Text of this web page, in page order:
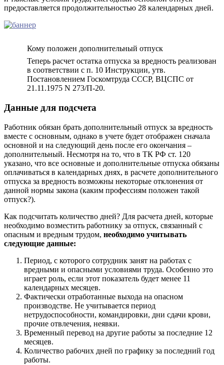
предоставляется продолжительностью 28 календарных дней.
Кому положен дополнительный отпуск
Теперь расчет остатка отпуска за вредность реализован
в соответствии с п. 10 Инструкции, утв.
Постановлением Госкомтруда СССР, ВЦСПС от
21.11.1975 N 273/П-20.
Данные для подсчета
Работник обязан брать дополнительный отпуск за вредность
вместе с основным, однако в учете будет отображен сначала
основной и на следующий день после его окончания –
дополнительный. Несмотря на то, что в ТК РФ ст. 120
указано, что все основные и дополнительные отпуска обязаны
оплачиваться в календарных днях, в расчете дополнительного
отпуска за вредность возможны некоторые отклонения от
данной нормы закона (каким профессиям положен такой
отпуск?).
Как подсчитать количество дней? Для расчета дней, которые
необходимо возместить работнику за отпуск, связанный с
опасным и вредным трудом, необходимо учитывать
следующие данные:
Период, с которого сотрудник занят на работах с
вредными и опасными условиями труда. Особенно это
играет роль, если этот показатель будет менее 11
календарных месяцев.
Фактически отработанные выхода на опасном
производстве. Не учитывается период
нетрудоспособности, командировки, дни сдачи крови,
прочие отвлечения, неявки.
Временный перевод на другие работы за последние 12
месяцев.
Количество рабочих дней по графику за последний год
работы.